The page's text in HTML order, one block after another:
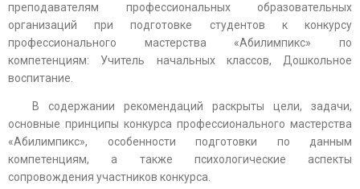
преподавателям профессиональных образовательных
организаций при подготовке студентов к конкурсу
профессионального мастерства «Абилимпикс» по
компетенциям: Учитель начальных классов, Дошкольное
воспитание.
В содержании рекомендаций раскрыты цели, задачи,
основные принципы конкурса профессионального мастерства
«Абилимпикс», особенности подготовки по данным
компетенциям, а также психологические аспекты
сопровождения участников конкурса.